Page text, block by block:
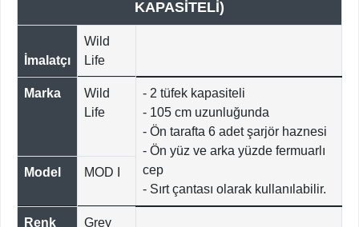
KAPASİTELİ)
İmalatçı
Wild
Life
Marka
Wild
Life
- 2 tüfek kapasiteli
- 105 cm uzunluğunda
- Ön tarafta 6 adet şarjör haznesi
- Ön yüz ve arka yüzde fermuarlı
cep
- Sırt çantası olarak kullanılabilir.
Model MOD I
Renk Grey